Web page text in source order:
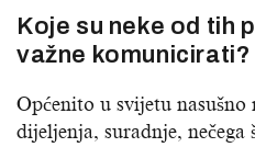
Koje su neke od tih
važne komunicirati?
Općenito u svijetu nasušno
dijeljenja, suradnje,